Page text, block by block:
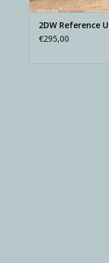
2DW Reference
€295,00